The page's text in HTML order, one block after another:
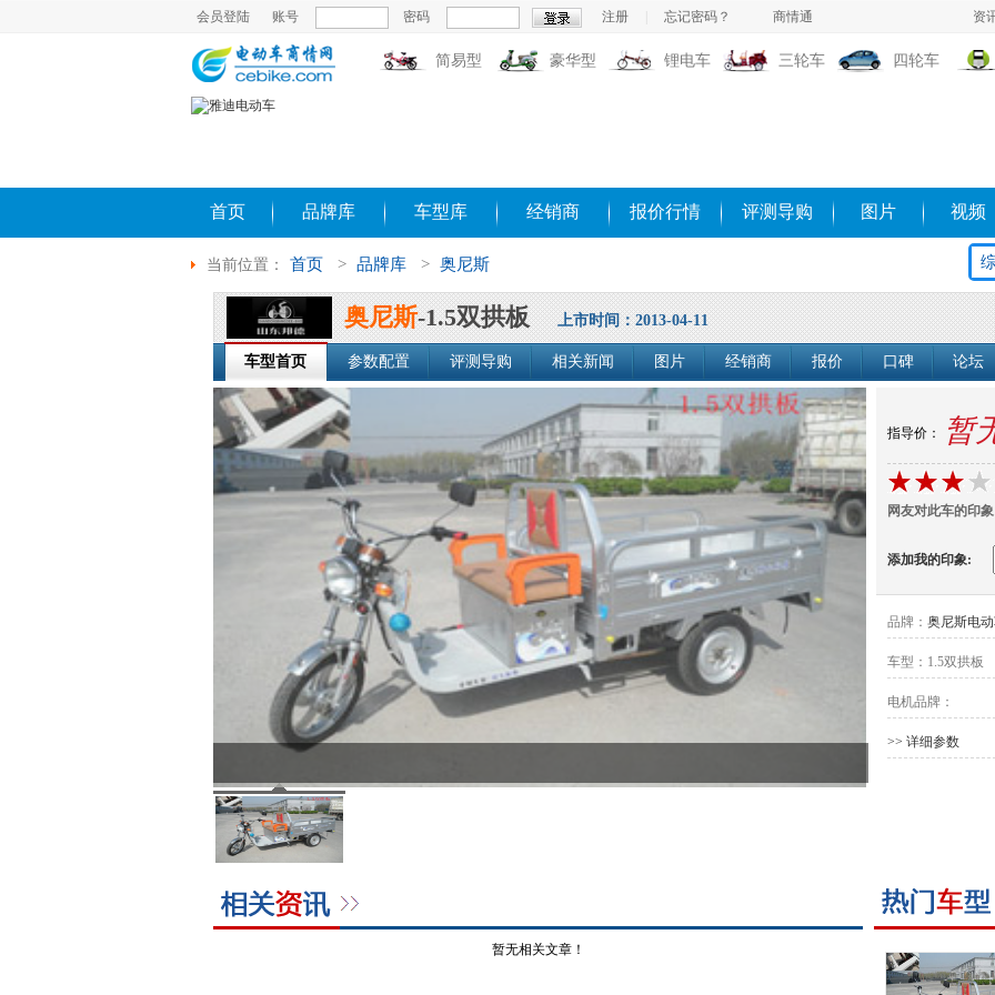
资
会员登陆 账号 密码 注册 忘记密码？ 商情通
简易型 豪华型 锂电车 三轮车 四轮车
首页 品牌库 车型库 经销商 报价行情 评测导购 图片 视频
当前位置： 首页 > 品牌库 > 奥尼斯
奥尼斯-1.5双拱板 上市时间：2013-04-11
车型首页 参数配置 评测导购 相关新闻 图片 经销商 报价 口碑 论坛
指导价： 暂
网友对此车的印象
添加我的印象:
品牌： 奥尼斯电
车型： 1.5双拱板
电机品牌：
>> 详细参数
暂无相关文章！